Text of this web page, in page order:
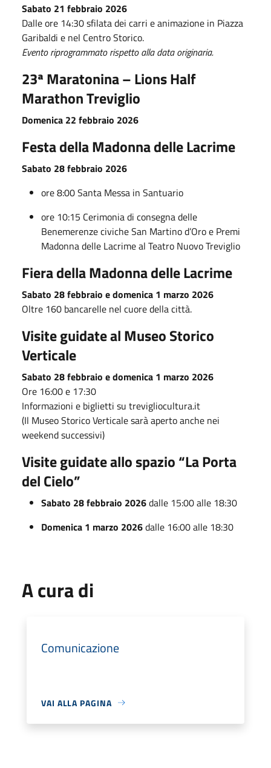
Sabato 21 febbraio 2026
Dalle ore 14:30 sfilata dei carri e animazione in Piazza
Garibaldi e nel Centro Storico.
Evento riprogrammato rispetto alla data originaria.
23ª Maratonina – Lions Half
Marathon Treviglio
Domenica 22 febbraio 2026
Festa della Madonna delle Lacrime
Sabato 28 febbraio 2026
ore 8:00 Santa Messa in Santuario
ore 10:15 Cerimonia di consegna delle
Benemerenze civiche San Martino d’Oro e Premi
Madonna delle Lacrime al Teatro Nuovo Treviglio
Fiera della Madonna delle Lacrime
Sabato 28 febbraio e domenica 1 marzo 2026
Oltre 160 bancarelle nel cuore della città.
Visite guidate al Museo Storico
Verticale
Sabato 28 febbraio e domenica 1 marzo 2026
Ore 16:00 e 17:30
Informazioni e biglietti su trevigliocultura.it
(Il Museo Storico Verticale sarà aperto anche nei
weekend successivi)
Visite guidate allo spazio “La Porta
del Cielo”
Sabato 28 febbraio 2026dalle 15:00 alle 18:30
Domenica 1 marzo 2026dalle 16:00 alle 18:30
A cura di
Comunicazione
VAI ALLA PAGINA